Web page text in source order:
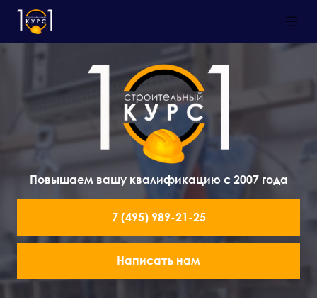
Повышаем вашу квалификацию с 2007 года
7 (495) 989-21-25
Написать нам